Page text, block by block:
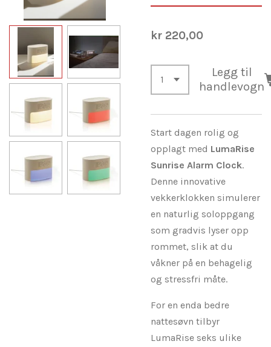
kr 220,00
Legg til
handlevogn
Start dagen rolig og
opplagt med LumaRise
Sunrise Alarm Clock.
Denne innovative
vekkerklokken simulerer
en naturlig soloppgang
som gradvis lyser opp
rommet, slik at du
våkner på en behagelig
og stressfri måte.
For en enda bedre
nattesøvn tilbyr
LumaRise seks ulike